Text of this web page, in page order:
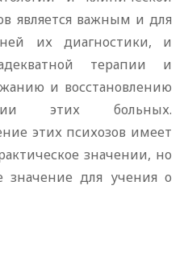
является важным и для
их диаг­ностики, и
терапии и
и восстановлению
этих боль­ных.
этих психозов имеет
значении, но
значение для учения о